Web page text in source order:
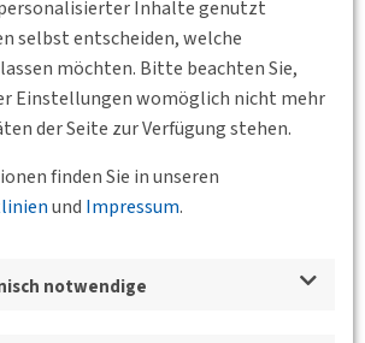
Inhalte genutzt
selbst entscheiden, welche
möchten. Bitte beachten Sie,
Einstellungen womöglich nicht mehr
der Seite zur Verfügung stehen.
finden Sie in unseren
und Impressum.
notwendige